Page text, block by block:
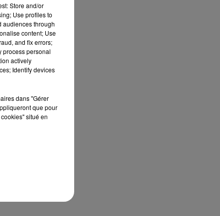
Store and/or
Use profiles to
audiences through
content; Use
and fix errors;
process personal
actively
Identify devices
dans "Gérer
que pour
situé en